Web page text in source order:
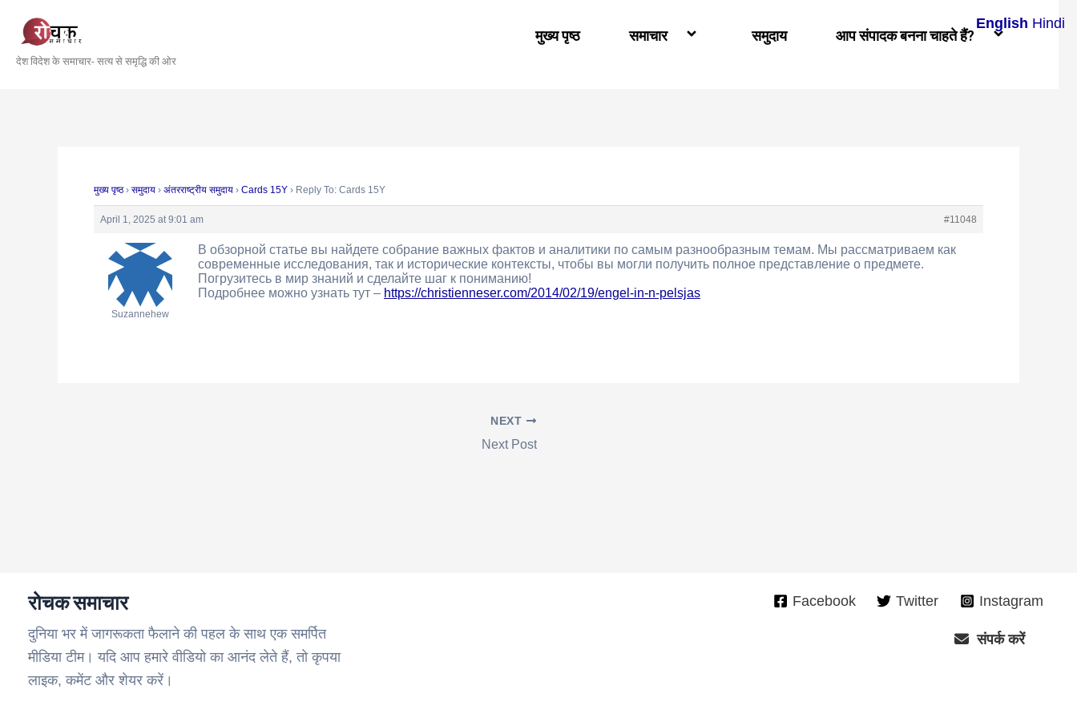
content
देश विदेश के समाचार- सत्य से समृद्धि की ओर
मुख्य पृष्ठ समाचार समुदाय आप संपादक बनना चाहते हैं?
मुख्य पृष्ठ › समुदाय › अंतरराष्ट्रीय समुदाय › Cards 15Y › Reply To: Cards 15Y
April 1, 2025 at 9:01 am #11048
Suzannehew
В обзорной статье вы найдете собрание важных фактов и аналитики по самым разнообразным темам. Мы рассматриваем как
современные исследования, так и исторические контексты, чтобы вы могли получить полное представление о предмете.
Погрузитесь в мир знаний и сделайте шаг к пониманию!
Подробнее можно узнать тут – https://christienneser.com/2014/02/19/engel-in-n-pelsjas
navigation
NEXT
Next Post
रोचक समाचार
दुनिया भर में जागरूकता फैलाने की पहल के साथ एक समर्पित
मीडिया टीम। यदि आप हमारे वीडियो का आनंद लेते हैं, तो कृपया
लाइक, कमेंट और शेयर करें।
Facebook Twitter Instagram
संपर्क करें
English Hindi